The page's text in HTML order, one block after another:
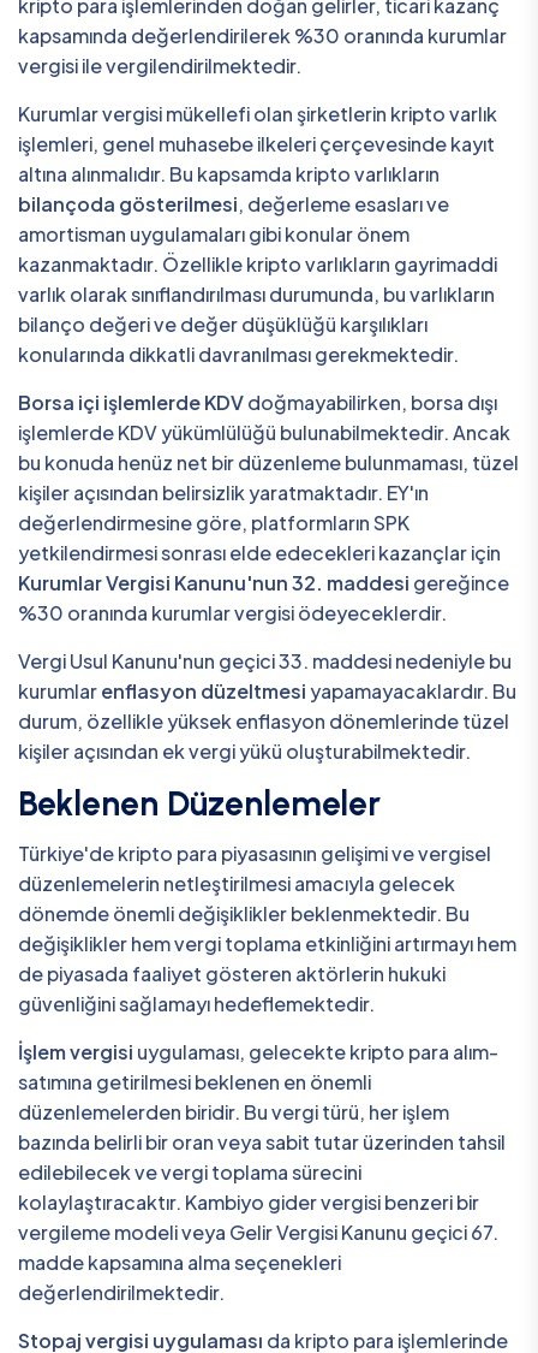
kripto para işlemlerinden doğan gelirler, ticari kazanç
kapsamında değerlendirilerek %30 oranında kurumlar
vergisi ile vergilendirilmektedir.
Kurumlar vergisi mükellefi olan şirketlerin kripto varlık
işlemleri, genel muhasebe ilkeleri çerçevesinde kayıt
altına alınmalıdır. Bu kapsamda kripto varlıkların
bilançoda gösterilmesi, değerleme esasları ve
amortisman uygulamaları gibi konular önem
kazanmaktadır. Özellikle kripto varlıkların gayrimaddi
varlık olarak sınıflandırılması durumunda, bu varlıkların
bilanço değeri ve değer düşüklüğü karşılıkları
konularında dikkatli davranılması gerekmektedir.
Borsa içi işlemlerde KDVdoğmayabilirken, borsa dışı
işlemlerde KDV yükümlülüğü bulunabilmektedir. Ancak
bu konuda henüz net bir düzenleme bulunmaması, tüzel
kişiler açısından belirsizlik yaratmaktadır. EY'ın
değerlendirmesine göre, platformların SPK
yetkilendirmesi sonrası elde edecekleri kazançlar için
Kurumlar Vergisi Kanunu'nun 32. maddesi gereğince
%30 oranında kurumlar vergisi ödeyeceklerdir.
Vergi Usul Kanunu'nun geçici 33. maddesi nedeniyle bu
kurumlarenflasyon düzeltmesiyapamayacaklardır. Bu
durum, özellikle yüksek enflasyon dönemlerinde tüzel
kişiler açısından ek vergi yükü oluşturabilmektedir.
Beklenen Düzenlemeler
Türkiye'de kripto para piyasasının gelişimi ve vergisel
düzenlemelerin netleştirilmesi amacıyla gelecek
dönemde önemli değişiklikler beklenmektedir. Bu
değişiklikler hem vergi toplama etkinliğini artırmayı hem
de piyasada faaliyet gösteren aktörlerin hukuki
güvenliğini sağlamayı hedeflemektedir.
İşlem vergisi uygulaması, gelecekte kripto para alım-
satımına getirilmesi beklenen en önemli
düzenlemelerden biridir. Bu vergi türü, her işlem
bazında belirli bir oran veya sabit tutar üzerinden tahsil
edilebilecek ve vergi toplama sürecini
kolaylaştıracaktır. Kambiyo gider vergisi benzeri bir
vergileme modeli veya Gelir Vergisi Kanunu geçici 67.
madde kapsamına alma seçenekleri
değerlendirilmektedir.
Stopaj vergisi uygulaması da kripto para işlemlerinde